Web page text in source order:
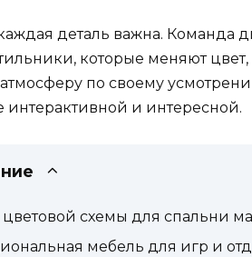
деталь важна. Команда
которые меняют
по своему
интерактивной и интересной.
схемы для спальни
мебель для игр и